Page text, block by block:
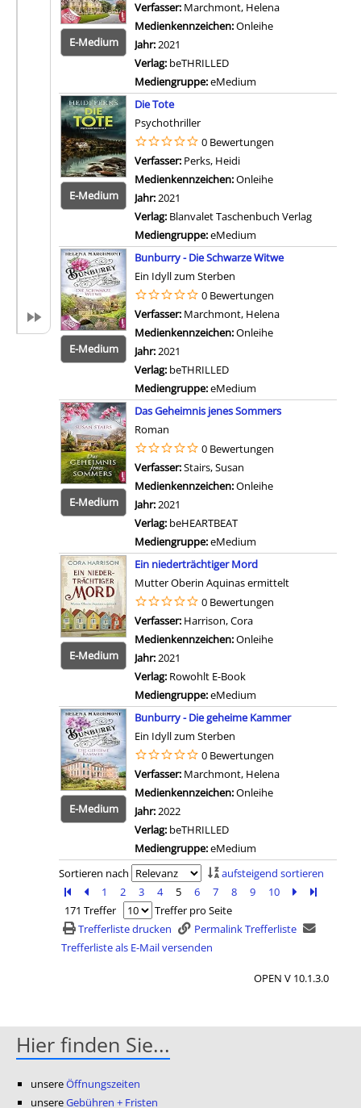
E-Medium
Verfasser: Marchmont, Helena
Medienkennzeichen:Onleihe
Jahr: 2021
Verlag: beTHRILLED
Mediengruppe:eMedium
E-Medium
Die Tote
Psychothriller
0 Bewertungen
Verfasser: Perks, Heidi
Medienkennzeichen:Onleihe
Jahr:2021
Verlag: Blanvalet Taschenbuch Verlag
Mediengruppe:eMedium
E-Medium
Bunburry - Die Schwarze Witwe
Ein Idyll zum Sterben
0 Bewertungen
Verfasser: Marchmont, Helena
Medienkennzeichen:Onleihe
Jahr:2021
Verlag: beTHRILLED
Mediengruppe:eMedium
E-Medium
Das Geheimnis jenes Sommers
Roman
0 Bewertungen
Verfasser:Stairs, Susan
Medienkennzeichen:Onleihe
Jahr:2021
Verlag: beHEARTBEAT
Mediengruppe:eMedium
E-Medium
Ein niederträchtiger Mord
Mutter Oberin Aquinas ermittelt
0 Bewertungen
Verfasser: Harrison, Cora
Medienkennzeichen:Onleihe
Jahr:2021
Verlag: Rowohlt E-Book
Mediengruppe:eMedium
E-Medium
Bunburry - Die geheime Kammer
Ein Idyll zum Sterben
0 Bewertungen
Verfasser: Marchmont, Helena
Medienkennzeichen:Onleihe
Jahr:2022
Verlag: beTHRILLED
Mediengruppe:eMedium
Sortieren nach
aufsteigend sortieren
Zur ersten Seite blättern
Zur vorherigen Seite blättern
1 2 3 4 5 6 7 8 9 10 ZurZur
171 Treffer
Treffer pro Seite
Trefferliste drucken
Permalink Trefferliste
Trefferliste als E-Mail versenden
OPEN V 10.1.3.0
Hier finden Sie...
unsereÖffnungszeiten
unsereGebühren + Fristen